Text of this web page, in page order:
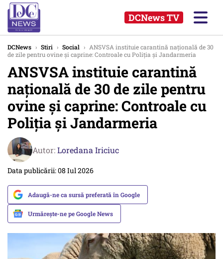
DCNews TV
DCNews › Stiri › Social › ANSVSA instituie carantină națională de 30
de zile pentru ovine şi caprine: Controale cu Poliția și Jandarmeria
ANSVSA instituie carantină
națională de 30 de zile pentru
ovine şi caprine: Controale cu
Poliția și Jandarmeria
Autor:Loredana Iriciuc
Data publicării: 08 Iul 2026
Adaugă-ne ca sursă preferată în Google
Urmărește-ne pe Google News